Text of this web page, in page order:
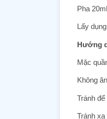
Pha
Lấy
Hướng
Mặc
Không
Tránh
Tránh